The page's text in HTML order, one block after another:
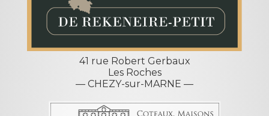
41 rue Robert Gerbaux
Les Roches
— CHEZY-sur-MARNE —